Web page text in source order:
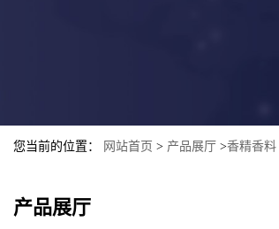
您当前的位置： 网站首页 > 产品展厅 >香精香料
产品展厅